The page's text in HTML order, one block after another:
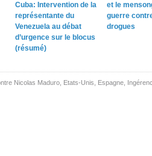
Cuba: Intervention de la
représentante du
Venezuela au débat
d’urgence sur le blocus
(résumé)
et le
guerre
drogues
Nicolas Maduro Etats-Unis Espagne